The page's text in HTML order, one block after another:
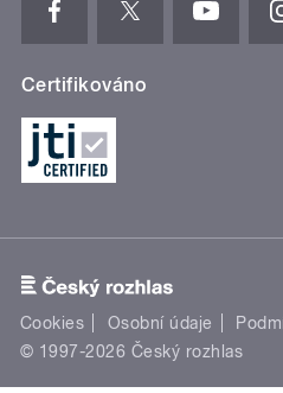
Certifikováno
Cookies Osobní údaje
© 1997-2026 Český rozhlas